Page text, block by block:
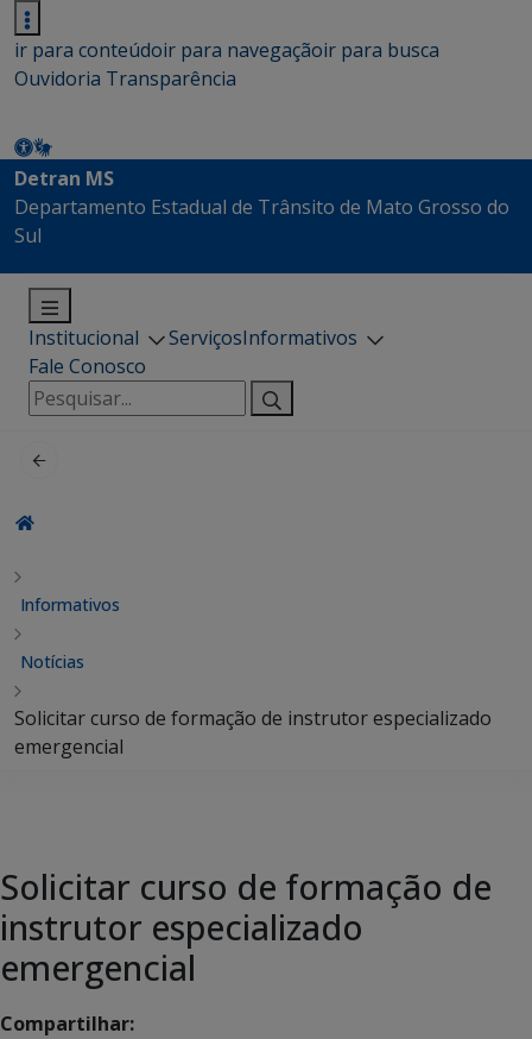
ir para conteúdoir para navegaçãoir para busca
Ouvidoria Transparência
Detran MS
Departamento Estadual de Trânsito de Mato Grosso do
Sul
Institucional ServiçosInformativos
Fale Conosco
Pesquisar
por:
Informativos
Notícias
Solicitar curso de formação de instrutor especializado
emergencial
Solicitar curso de formação de
instrutor especializado
emergencial
Compartilhar: